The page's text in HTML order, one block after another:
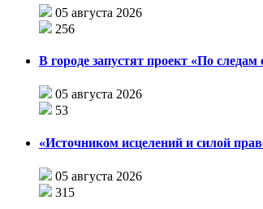
05 августа 2026
256
В городе запустят проект «По
05 августа 2026
53
«Источником исцелений и силой
05 августа 2026
315